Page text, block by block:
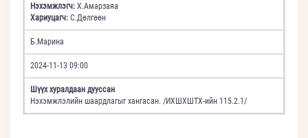
Нэхэмжлэгч: Х.Амарзаяа
Хариуцагч: С.Дөлгөөн
Б.Марина
2024-11-13 09:00
Шүүх хуралдаан дууссан
Нэхэмжлэлийн шаардлагыг хангасан. /ИХШХШТХ-ийн 115.2.1/